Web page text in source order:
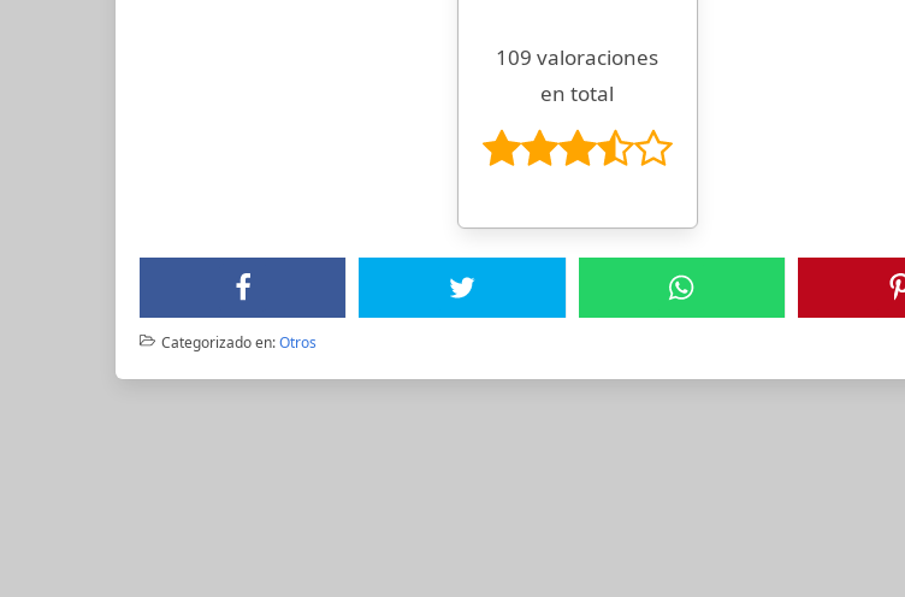
109 valoraciones
en total
Categorizado en:Otros